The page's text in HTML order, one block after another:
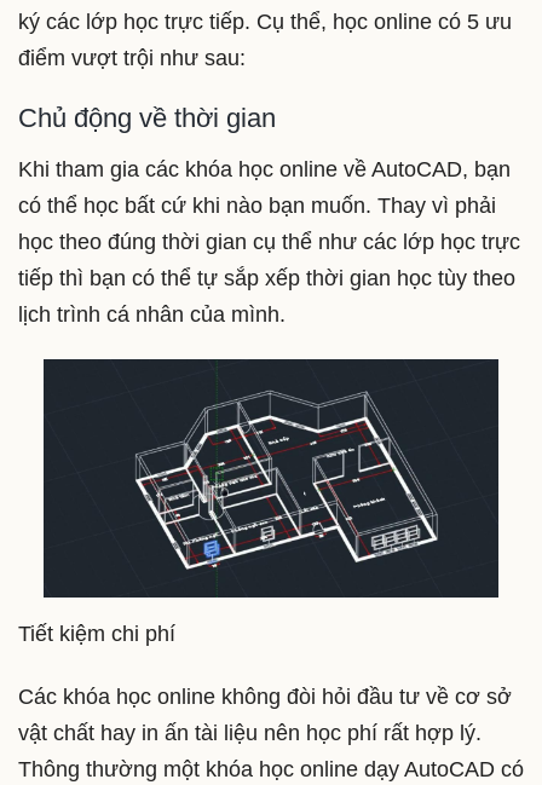
ký các lớp học trực tiếp. Cụ thể, học online có 5 ưu
điểm vượt trội như sau:
Chủ động về thời gian
Khi tham gia các khóa học online về AutoCAD, bạn
có thể học bất cứ khi nào bạn muốn. Thay vì phải
học theo đúng thời gian cụ thể như các lớp học trực
tiếp thì bạn có thể tự sắp xếp thời gian học tùy theo
lịch trình cá nhân của mình.
Tiết kiệm chi phí
Các khóa học online không đòi hỏi đầu tư về cơ sở
vật chất hay in ấn tài liệu nên học phí rất hợp lý.
Thông thường một khóa học online dạy AutoCAD có